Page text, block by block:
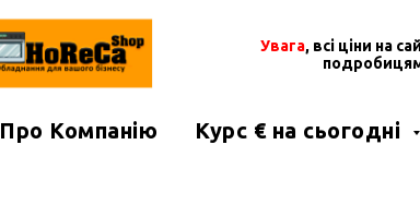
Увага, всі ціни на
Про Компанію Курс € на сьогодні